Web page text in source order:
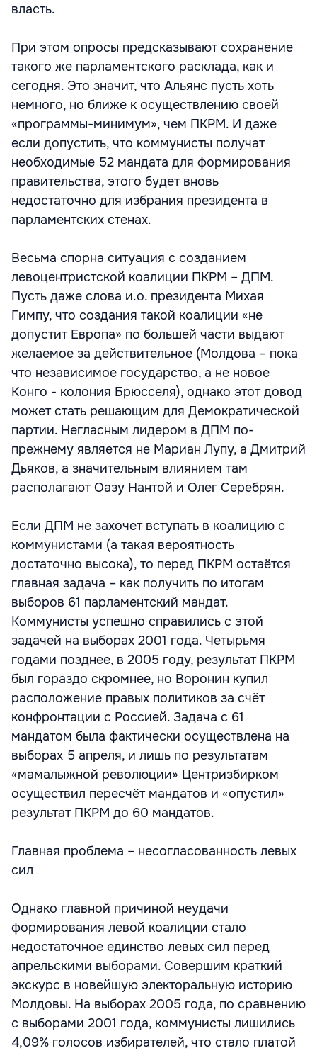
власть.
При этом опросы предсказывают сохранение
такого же парламентского расклада, как и
сегодня. Это значит, что Альянс пусть хоть
немного, но ближе к осуществлению своей
«программы-минимум», чем ПКРМ. И даже
если допустить, что коммунисты получат
необходимые 52 мандата для формирования
правительства, этого будет вновь
недостаточно для избрания президента в
парламентских стенах.
Весьма спорна ситуация с созданием
левоцентристской коалиции ПКРМ – ДПМ.
Пусть даже слова и.о. президента Михая
Гимпу, что создания такой коалиции «не
допустит Европа» по большей части выдают
желаемое за действительное (Молдова – пока
что независимое государство, а не новое
Конго - колония Брюсселя), однако этот довод
может стать решающим для Демократической
партии. Негласным лидером в ДПМ по-
прежнему является не Мариан Лупу, а Дмитрий
Дьяков, а значительным влиянием там
располагают Оазу Нантой и Олег Серебрян.
Если ДПМ не захочет вступать в коалицию с
коммунистами (а такая вероятность
достаточно высока), то перед ПКРМ остаётся
главная задача – как получить по итогам
выборов 61 парламентский мандат.
Коммунисты успешно справились с этой
задачей на выборах 2001 года. Четырьмя
годами позднее, в 2005 году, результат ПКРМ
был гораздо скромнее, но Воронин купил
расположение правых политиков за счёт
конфронтации с Россией. Задача с 61
мандатом была фактически осуществлена на
выборах 5 апреля, и лишь по результатам
«мамалыжной революции» Центризбирком
осуществил пересчёт мандатов и «опустил»
результат ПКРМ до 60 мандатов.
Главная проблема – несогласованность левых
сил
Однако главной причиной неудачи
формирования левой коалиции стало
недостаточное единство левых сил перед
апрельскими выборами. Совершим краткий
экскурс в новейшую электоральную историю
Молдовы. На выборах 2005 года, по сравнению
с выборами 2001 года, коммунисты лишились
4,09% голосов избирателей, что стало платой